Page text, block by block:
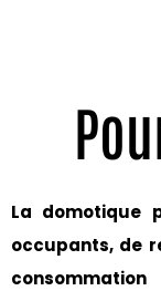
La domotique
occupants, de